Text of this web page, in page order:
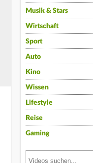
Musik & Stars
Wirtschaft
Sport
Auto
Kino
Wissen
Lifestyle
Reise
Gaming